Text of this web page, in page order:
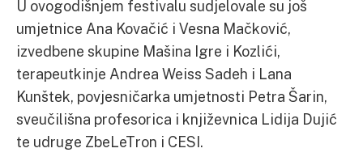
U ovogodišnjem festivalu sudjelovale su još
umjetnice Ana Kovačić i Vesna Mačković,
izvedbene skupine Mašina Igre i Kozlići,
terapeutkinje Andrea Weiss Sadeh i Lana
Kunštek, povjesničarka umjetnosti Petra Šarin,
sveučilišna profesorica i književnica Lidija Dujić
te udruge ZbeLeTron i CESI.